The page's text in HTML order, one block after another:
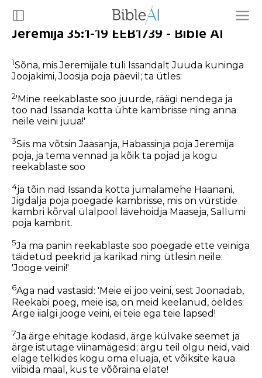
Jeremija 35:1-19 EEB1739 - Bible AI
1Sõna, mis Jeremijale tuli Issandalt Juuda kuninga
Joojakimi, Joosija poja päevil; ta ütles:
2'Mine reekablaste soo juurde, räägi nendega ja
too nad Issanda kotta ühte kambrisse ning anna
neile veini juua!'
3Siis ma võtsin Jaasanja, Habassinja poja Jeremija
poja, ja tema vennad ja kõik ta pojad ja kogu
reekablaste soo
4ja tõin nad Issanda kotta jumalamehe Haanani,
Jigdalja poja poegade kambrisse, mis on vürstide
kambri kõrval ülalpool lävehoidja Maaseja, Sallumi
poja kambrit.
5Ja ma panin reekablaste soo poegade ette veiniga
täidetud peekrid ja karikad ning ütlesin neile:
'Jooge veini!'
6Aga nad vastasid: 'Meie ei joo veini, sest Joonadab,
Reekabi poeg, meie isa, on meid keelanud, öeldes:
Ärge iialgi jooge veini, ei teie ega teie lapsed!
7Ja ärge ehitage kodasid, ärge külvake seemet ja
ärge istutage viinamägesid; ärgu teil olgu neid, vaid
elage telkides kogu oma eluaja, et võiksite kaua
viibida maal, kus te võõraina elate!